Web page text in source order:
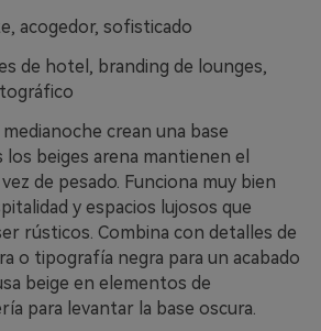
acogedor, sofisticado
de hotel, branding de lounges,
crean una base
beiges arena mantienen el
de pesado. Funciona muy bien
y espacios lujosos que
rústicos. Combina con detalles de
o tipografía negra para un acabado
beige en elementos de
para levantar la base oscura.